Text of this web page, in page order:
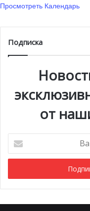
Просмотреть Календарь
Подписка
от
Email
адрес